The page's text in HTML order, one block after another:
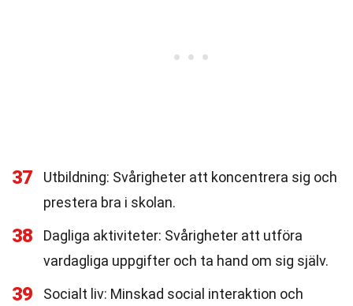
37
Utbildning: Svårigheter att koncentrera sig och
prestera bra i skolan.
38
Dagliga aktiviteter: Svårigheter att utföra
vardagliga uppgifter och ta hand om sig själv.
39
Socialt liv: Minskad social interaktion och